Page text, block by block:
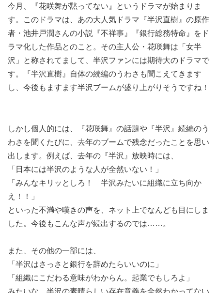
今月、『花咲舞が黙ってない』というドラマが始まりま
す。このドラマは、あの大人気ドラマ『半沢直樹』の原作
者・池井戸潤さんの小説『不祥事』『銀行総務特命』をド
ラマ化した作品とのこと。その主人公・花咲舞は「女半
沢」と称されてまして、半沢ファンには期待大のドラマで
す。『半沢直樹』自体の続編のうわさも聞こえてきます
し、今後もますます半沢ブームが盛り上がりそうですね！
しかし個人的には、『花咲舞』の話題や『半沢』続編のう
わさを聞くたびに、去年のブームで残念だったことを思い
出します。例えば、去年の『半沢』放映時には、
「日本には半沢のような人が全然いない！」
「みんなキリッとしろ！ 半沢みたいに組織に立ち向か
え！！」
といった不満や嘆きの声を、ネット上でなんども目にしま
した。今後もこんな声が続出するのでは……。
また、その他の一部には、
「半沢はさっさと銀行を辞めたらいいのに」
「組織にこだわる意味がわからん。起業でもしろよ」